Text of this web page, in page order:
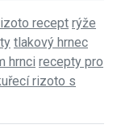
recept rýže
tlakový hrnec
hrnci recepty pro
rizoto s